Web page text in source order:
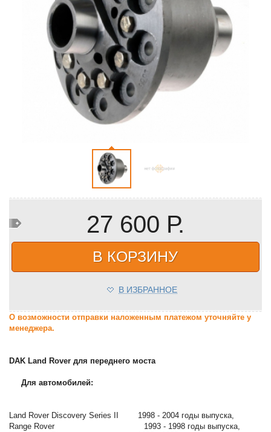
27 600 Р.
В КОРЗИНУ
В ИЗБРАННОЕ
О возможности отправки наложенным платежом уточняйте у
менеджера.
DAK Land Rover для переднего моста
Для автомобилей:
Land Rover Discovery Series II 1998 - 2004 годы выпуска,
Range Rover 1993 - 1998 годы выпуска,